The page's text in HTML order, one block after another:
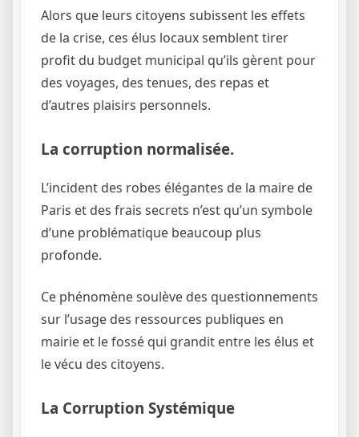
Alors que leurs citoyens subissent les effets
de la crise, ces élus locaux semblent tirer
profit du budget municipal qu’ils gèrent pour
des voyages, des tenues, des repas et
d’autres plaisirs personnels.
La corruption normalisée.
L’incident des robes élégantes de la maire de
Paris et des frais secrets n’est qu’un symbole
d’une problématique beaucoup plus
profonde.
Ce phénomène soulève des questionnements
sur l’usage des ressources publiques en
mairie et le fossé qui grandit entre les élus et
le vécu des citoyens.
La Corruption Systémique